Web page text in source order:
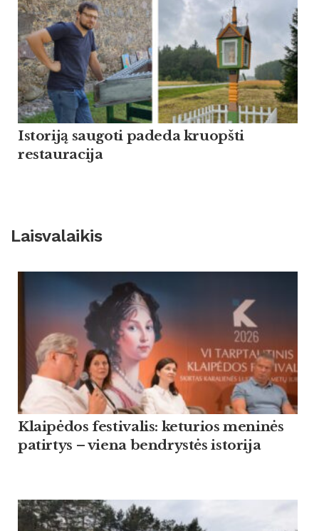
Istoriją saugoti padeda kruopšti
restauracija
Laisvalaikis
Klaipėdos festivalis: keturios meninės
patirtys – viena bendrystės istorija